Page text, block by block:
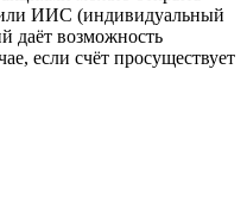
ИИС (индивидуальный
даёт возможность
если счёт просуществует